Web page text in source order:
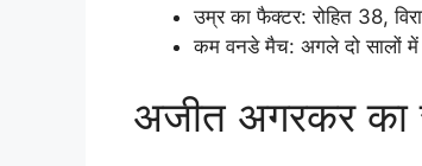
उम्र का फैक्टर: रोहित 38,
कम वनडे मैच: अगले दो सालों में
अजीत अगरकर का